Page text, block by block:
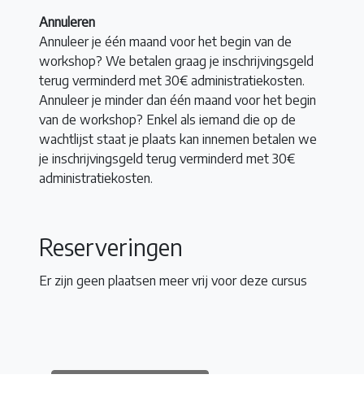
Annuleren
Annuleer je één maand voor het begin van de
workshop? We betalen graag je inschrijvingsgeld
terug verminderd met 30€ administratiekosten.
Annuleer je minder dan één maand voor het begin
van de workshop? Enkel als iemand die op de
wachtlijst staat je plaats kan innemen betalen we
je inschrijvingsgeld terug verminderd met 30€
administratiekosten.
Reserveringen
Er zijn geen plaatsen meer vrij voor deze cursus